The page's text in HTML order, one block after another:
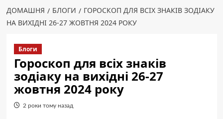
ДОМАШНЯ БЛОГИ
ГОРОСКОП ДЛЯ ВСІХ ЗНАКІВ ЗОДІАКУ
НА ВИХІДНІ 26-27 ЖОВТНЯ 2024 РОКУ
Блоги
Гороскоп для всіх знаків
зодіаку на вихідні 26-27
жовтня 2024 року
2 роки тому назад